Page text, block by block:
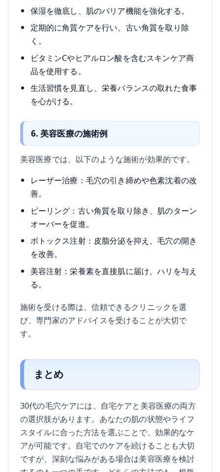
保湿を徹底し、肌のバリア機能を強化する。
定期的に角質ケアを行い、古い角質を取り除
く。
ビタミンCやヒアルロン酸を含むスキンケア商
品を使用する。
生活習慣を見直し、栄養バランスの取れた食事
を心がける。
6. 美容医療の施術例
美容医療では、以下のような施術が効果的です。
レーザー治療：毛穴の引き締めや色素沈着の改
善。
ピーリング：古い角質を取り除き、肌のターン
オーバーを促進。
ボトックス注射：皮脂分泌を抑え、毛穴の開き
を改善。
美容注射：栄養素を直接肌に届け、ハリを与え
る。
施術を受ける際は、信頼できるクリニックを選
び、専門家のアドバイスを受けることが大切で
す。
まとめ
30代の毛穴ケアには、自宅ケアと美容医療の両方
の選択肢があります。あなたの肌の状態やライフ
スタイルに合った方法を選ぶことで、効果的なケ
アが可能です。自宅でのケアを続けることも大切
ですが、深刻な悩みがある場合は美容医療を検討